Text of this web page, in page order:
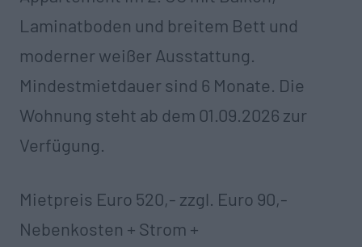
Laminatboden und breitem Bett und
moderner weißer Ausstattung.
Mindestmietdauer sind 6 Monate.‍ Die
Wohnung steht ab dem 01.09.2026 zur
Verfügung.
Mietpreis Euro 520,- zzgl. Euro 90,-
Nebenkosten + Strom +